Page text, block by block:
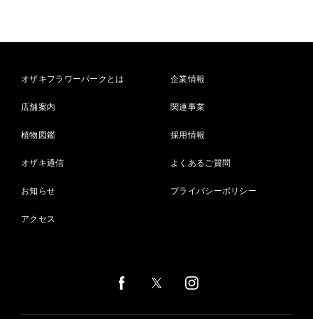
オザキフラワーパークとは
店舗案内
植物図鑑
オザキ通信
お知らせ
アクセス
企業情報
関連事業
採用情報
よくあるご質問
プライバシーポリシー